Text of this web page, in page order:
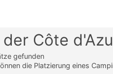
Côte
gefunden
die Platzierung eines